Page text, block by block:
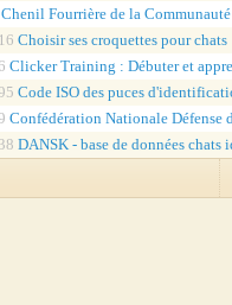
Chenil Fourrière de la
Choisir ses croquettes pour
Clicker Training : Débuter et
Code ISO des puces
Confédération Nationale Défense
DANSK - base de données chats